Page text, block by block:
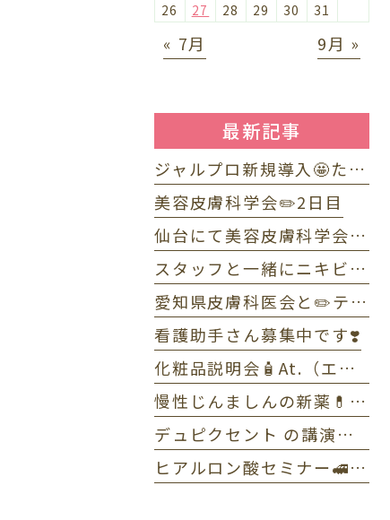
26
27 28 29 30 31
« 7月 9月 »
最新記事
ジャルプロ新規導入🤩たるみ改善に「ジャルプロ・スーパーハイドロ」💉目元のくま・小じわに「ジャルプロヤングアイ」👀
美容皮膚科学会✏️2日目
仙台にて美容皮膚科学会✏️1日目
スタッフと一緒にニキビWEBセミナーで配信しました☺️
愛知県皮膚科医会と✏️テニス部OB・OG会🎾
看護助手さん募集中です❣️
化粧品説明会🧴At.（エーティー）とゼオスキンヘルス
慢性じんましんの新薬💊ラプシド✏️全体MTG
デュピクセント の講演をしました🎤アトピー性皮膚炎
ヒアルロン酸セミナー🚅東京